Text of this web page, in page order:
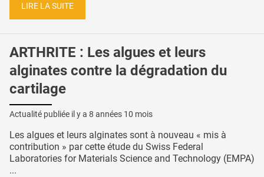
LIRE LA SUITE
ARTHRITE : Les algues et leurs
alginates contre la dégradation du
cartilage
Actualité publiée il y a 8 années 10 mois
Les algues et leurs alginates sont à nouveau « mis à
contribution » par cette étude du Swiss Federal
Laboratories for Materials Science and Technology (EMPA)
...